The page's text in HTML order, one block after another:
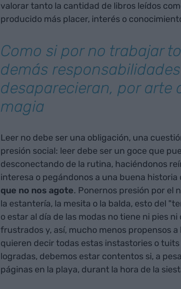
valorar tanto la cantidad de libros leídos
producido más placer, interés o
Como si por no trabajar
demás responsabilidades
desaparecieran, por arte
magia
Leer no debe ser una obligación, una
presión social: leer debe ser un goce que
desconectando de la rutina, haciéndonos
interesa o pegándonos a una buena historia
que no nos agote. Ponernos presión por el
la estantería, la mesita o la balda, esto del
o estar al día de las modas no tiene ni pies
frustrados y, así, mucho menos propensos
quieren decir todas estas instastories o
logradas, debemos estar contentos si, a
páginas en la playa, durant la hora de la